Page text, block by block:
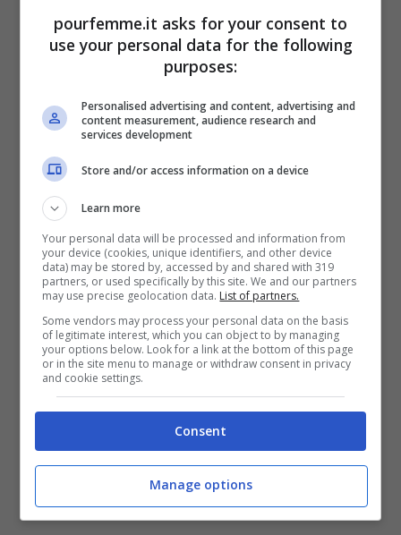
pourfemme.it asks for your consent to
use your personal data for the following
purposes:
Personalised advertising and content, advertising and
content measurement, audience research and
services development
Store and/or access information on a device
Learn more
Your personal data will be processed and information from
your device (cookies, unique identifiers, and other device
data) may be stored by, accessed by and shared with 319
partners, or used specifically by this site. We and our partners
may use precise geolocation data. List of partners.
Some vendors may process your personal data on the basis
of legitimate interest, which you can object to by managing
your options below. Look for a link at the bottom of this page
or in the site menu to manage or withdraw consent in privacy
and cookie settings.
Consent
Manage options